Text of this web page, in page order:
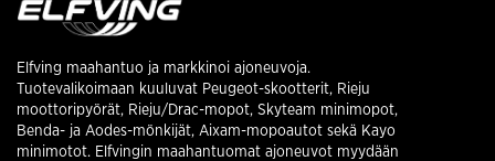
Elfving maahantuo ja markkinoi ajoneuvoja.
Tuotevalikoimaan kuuluvat Peugeot-skootterit, Rieju
moottoripyörät, Rieju/Drac-mopot, Skyteam minimopot,
Benda- ja Aodes-mönkijät, Aixam-mopoautot sekä Kayo
minimotot. Elfvingin maahantuomat ajoneuvot myydään